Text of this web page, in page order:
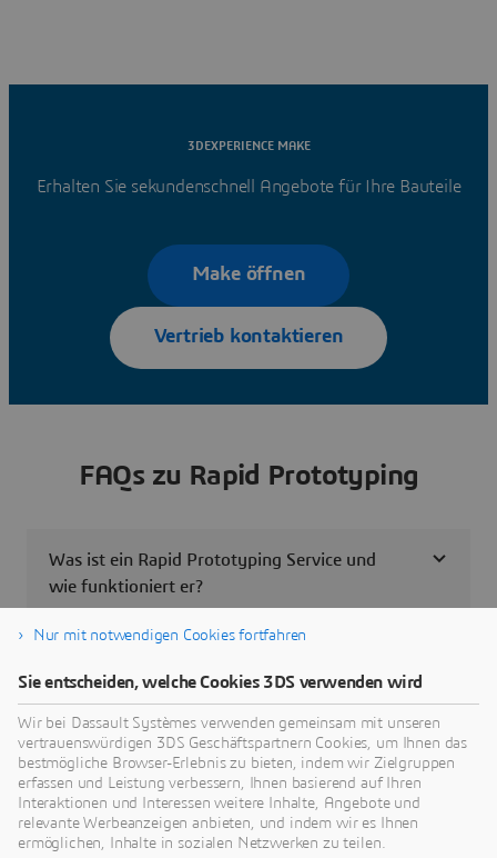
3DEXPERIENCE MAKE
Erhalten Sie sekundenschnell Angebote für Ihre Bauteile
Make öffnen
Vertrieb kontaktieren
FAQs zu Rapid Prototyping
Was ist ein Rapid Prototyping Service und
wie funktioniert er?
Prototyping gibt es und wie werden sie
angewendet?
Was macht den 3D-Druck zu einer gängigen
Methode für Rapid Prototyping?
Nur mit notwendigen Cookies fortfahren
Sie entscheiden, welche Cookies 3DS verwenden wird
Wir bei Dassault Systèmes verwenden gemeinsam mit unseren
vertrauenswürdigen 3DS Geschäftspartnern Cookies, um Ihnen das
bestmögliche Browser-Erlebnis zu bieten, indem wir Zielgruppen
erfassen und Leistung verbessern, Ihnen basierend auf Ihren
Interaktionen und Interessen weitere Inhalte, Angebote und
relevante Werbeanzeigen anbieten, und indem wir es Ihnen
ermöglichen, Inhalte in sozialen Netzwerken zu teilen.